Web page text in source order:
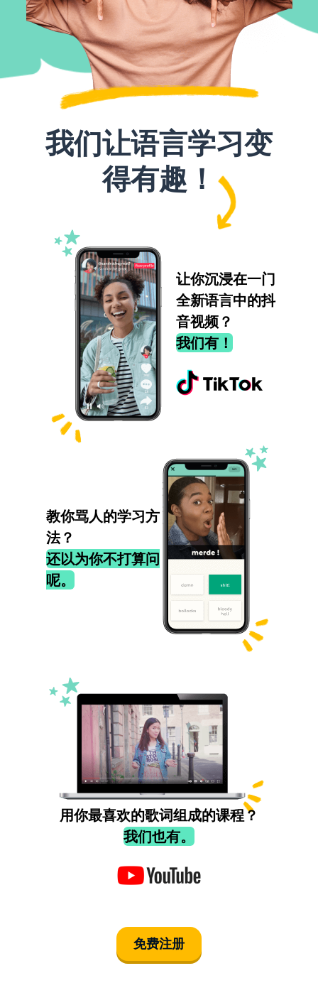
我们让语言学习变
得有趣！
让你沉浸在一门
全新语言中的抖
音视频？
我们有！
教你骂人的学习方
法？
还以为你不打算问
呢。
用你最喜欢的歌词组成的课程？
我们也有。
免费注册